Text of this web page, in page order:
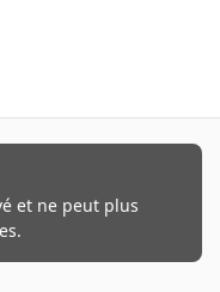
et ne peut plus